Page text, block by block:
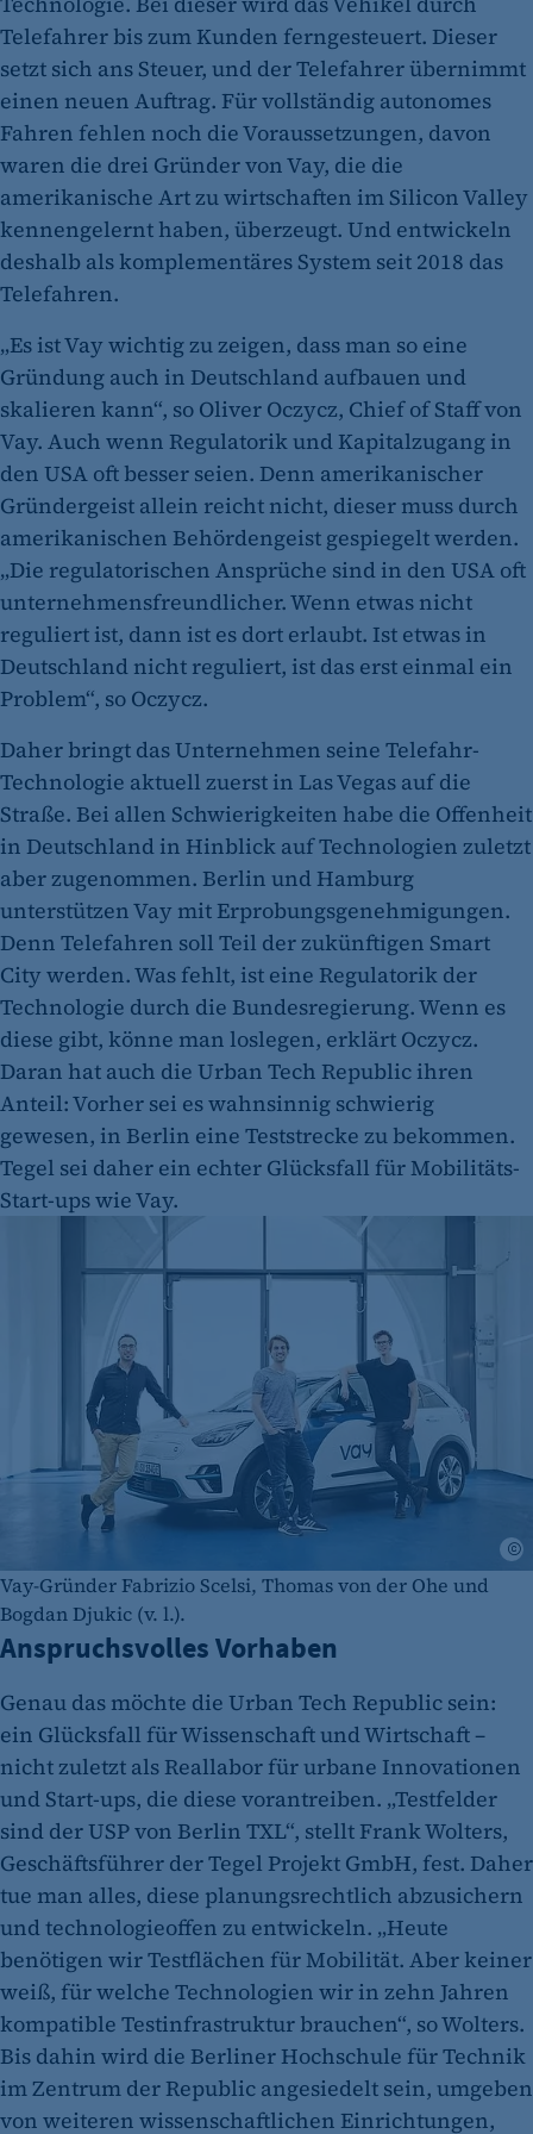
Telefahrer bis zum Kunden ferngesteuert. Dieser
setzt sich ans Steuer, und der Telefahrer übernimmt
einen neuen Auftrag. Für vollständig autonomes
Fahren fehlen noch die Voraussetzungen, davon
waren die drei Gründer von Vay, die die
amerikanische Art zu wirtschaften im Silicon Valley
kennengelernt haben, überzeugt. Und entwickeln
deshalb als komplementäres System seit 2018 das
Telefahren.
„Es ist Vay wichtig zu zeigen, dass man so eine
Gründung auch in Deutschland aufbauen und
skalieren kann“, so Oliver Oczycz, Chief of Staff von
Vay. Auch wenn Regulatorik und Kapitalzugang in
den USA oft besser seien. Denn amerikanischer
Gründergeist allein reicht nicht, dieser muss durch
amerikanischen Behördengeist gespiegelt werden.
„Die regulatorischen Ansprüche sind in den USA oft
unternehmensfreundlicher. Wenn etwas nicht
reguliert ist, dann ist es dort erlaubt. Ist etwas in
Deutschland nicht reguliert, ist das erst einmal ein
Problem“, so Oczycz.
Daher bringt das Unternehmen seine Telefahr-
Technologie aktuell zuerst in Las Vegas auf die
Straße. Bei allen Schwierigkeiten habe die Offenheit
in Deutschland in Hinblick auf Technologien zuletzt
aber zugenommen. Berlin und Hamburg
unterstützen Vay mit Erprobungsgenehmigungen.
Denn Telefahren soll Teil der zukünftigen Smart
City werden. Was fehlt, ist eine Regulatorik der
Technologie durch die Bundesregierung. Wenn es
diese gibt, könne man loslegen, erklärt Oczycz.
Daran hat auch die Urban Tech Republic ihren
Anteil: Vorher sei es wahnsinnig schwierig
gewesen, in Berlin eine Teststrecke zu bekommen.
Tegel sei daher ein echter Glücksfall für Mobilitäts-
Start-ups wie Vay.
Vay-Gründer Fabrizio Scelsi, Thomas von der Ohe und
Bogdan Djukic (v. l.).
Anspruchsvolles Vorhaben
Genau das möchte die Urban Tech Republic sein:
ein Glücksfall für Wissenschaft und Wirtschaft –
nicht zuletzt als Reallabor für urbane Innovationen
und Start-ups, die diese vorantreiben. „Testfelder
sind der USP von Berlin TXL“, stellt Frank Wolters,
Geschäftsführer der Tegel Projekt GmbH, fest. Daher
tue man alles, diese planungsrechtlich abzusichern
und technologieoffen zu entwickeln. „Heute
benötigen wir Testflächen für Mobilität. Aber keiner
weiß, für welche Technologien wir in zehn Jahren
kompatible Testinfrastruktur brauchen“, so Wolters.
Bis dahin wird die Berliner Hochschule für Technik
im Zentrum der Republic angesiedelt sein, umgeben
von weiteren wissenschaftlichen Einrichtungen,